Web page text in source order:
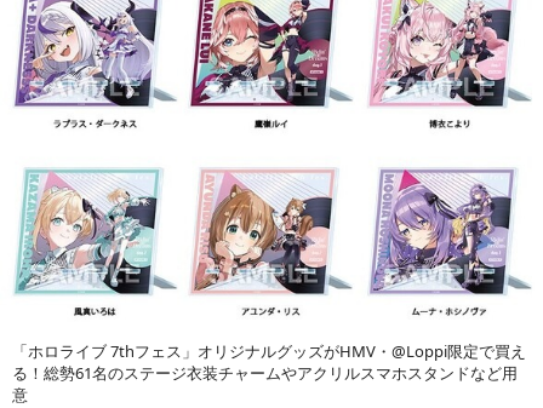
「ホロライブ 7thフェス」オリジナルグッズがHMV・@Loppi限定で買え
る！総勢61名のステージ衣装チャームやアクリルスマホスタンドなど用
意